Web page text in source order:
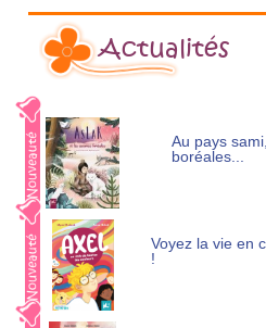
Actualités
Au pays
boréales...
Voyez la vie en
!